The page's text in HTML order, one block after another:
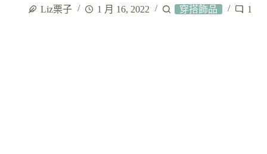
Liz栗子 1 月 16, 2022 穿搭飾品 1